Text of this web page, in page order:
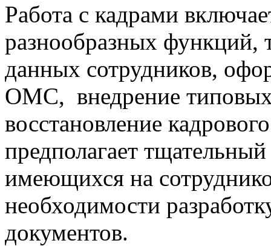
Работа с кадрами
разнообразных функций,
данных сотрудников,
ОМС, внедрение типовых
восстановление
предполагает
имеющихся на
необходимости
документов.